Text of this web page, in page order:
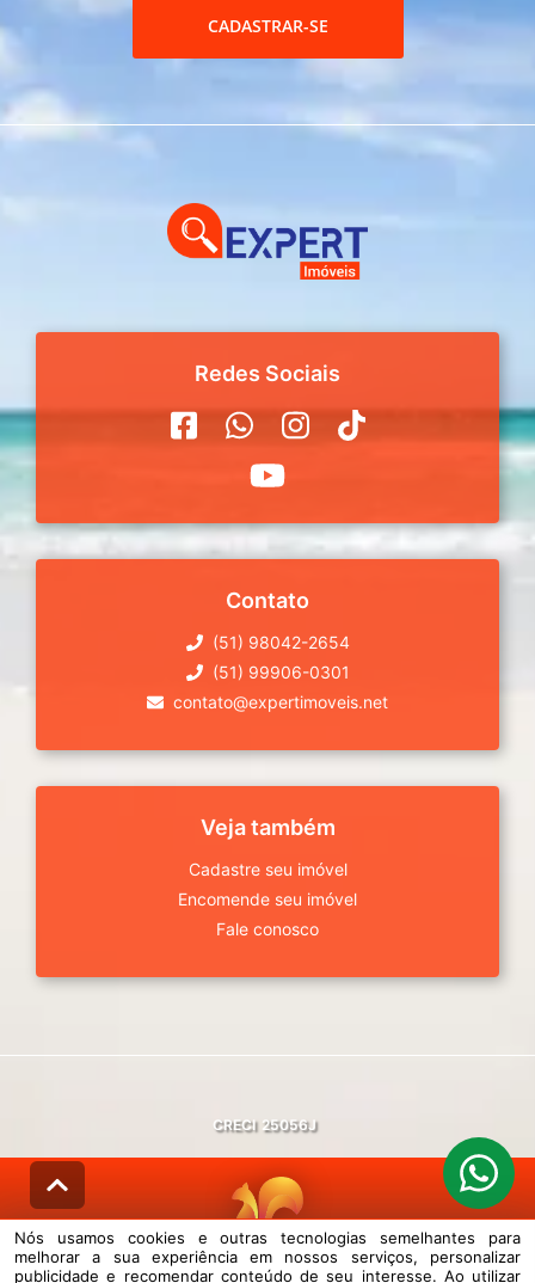
CADASTRAR-SE
Redes Sociais
Contato
(51) 98042-2654
(51) 99906-0301
contato@expertimoveis.net
Veja também
Cadastre seu imóvel
Encomende seu imóvel
Fale conosco
CRECI 25056J
© DESENVOLVIDO PELAAGIL.NET
Nós usamos cookies e outras tecnologias semelhantes para
melhorar a sua experiência em nossos serviços, personalizar
publicidade e recomendar conteúdo de seu interesse. Ao utilizar